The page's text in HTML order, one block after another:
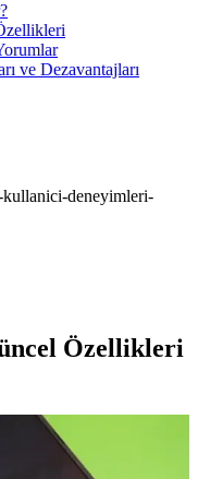
ve Dezavantajları
deneyimleri-
Özellikleri